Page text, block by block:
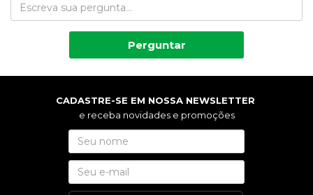
Perguntar
CADASTRE-SE EM NOSSA NEWSLETTER
e receba novidades e promoções